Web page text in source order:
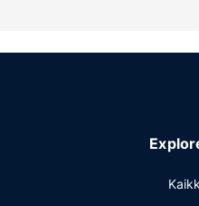
Käytössäsi on ympäri